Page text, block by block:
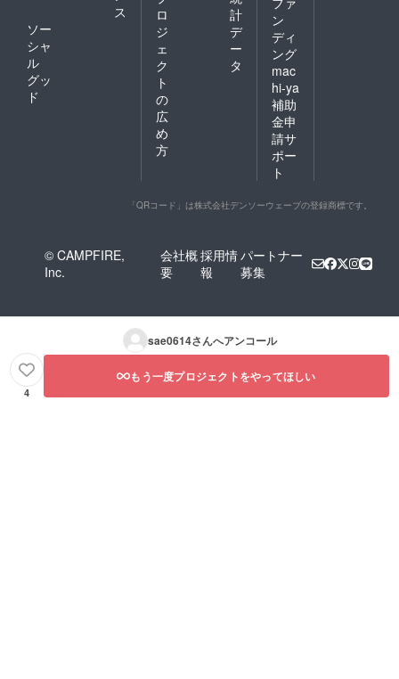
ス
ソー
シャ
ル
グッ
ド
ロ
ジ
ェ
ク
ト
の
広
め
方
計
デ
ー
タ
ン
ディ
ング
mac
hi-ya
補助
金申
請サ
ポー
ト
「QRコード」は株式会社デンソーウェーブの登録商標です。
© CAMPFIRE,
Inc.
会社概
要
採用情
報
パートナー
募集
sae0614さんへアンコール
4
もう一度プロジェクトをやってほしい